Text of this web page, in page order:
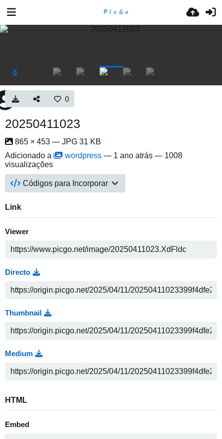
0
20250411023
865 × 453 — JPG 31 KB
Adicionado a
wordpress — 1 ano atrás — 1008
visualizações
Códigos para Incorporar
Link
Viewer
Directo
Thumbnail
Medium
HTML
Embed